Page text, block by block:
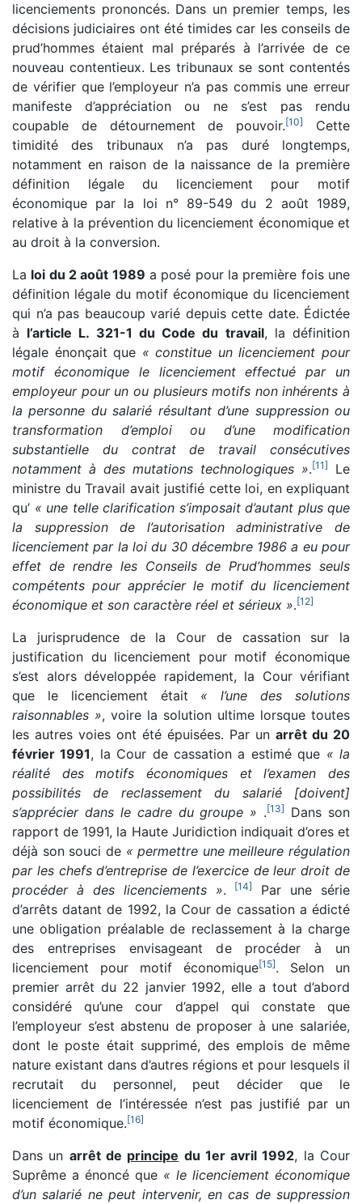
licenciements prononcés. Dans un premier temps, les
décisions judiciaires ont été timides car les conseils de
prud’hommes étaient mal préparés à l’arrivée de ce
nouveau contentieux. Les tribunaux se sont contentés
de vérifier que l’employeur n’a pas commis une erreur
manifeste d’appréciation ou ne s’est pas rendu
coupable de détournement de pouvoir.[10]
Cette
timidité des tribunaux n’a pas duré longtemps,
notamment en raison de la naissance de la première
définition légale du licenciement pour motif
économique par la loi n° 89-549 du 2 août 1989,
relative à la prévention du licenciement économique et
au droit à la conversion.
La loi du 2 août 1989 a posé pour la première fois une
définition légale du motif économique du licenciement
qui n’a pas beaucoup varié depuis cette date. Édictée
à l’article L. 321-1 du Code du travail, la définition
légale énonçait que « constitue un licenciement pour
motif économique le licenciement effectué par un
employeur pour un ou plusieurs motifs non inhérents à
la personne du salarié résultant d’une suppression ou
transformation d’emploi ou d’une modification
substantielle du contrat de travail consécutives
notamment à des mutations technologiques ».[11]
Le
ministre du Travail avait justifié cette loi, en expliquant
qu’ « une telle clarification s’imposait d’autant plus que
la suppression de l’autorisation administrative de
licenciement par la loi du 30 décembre 1986 a eu pour
effet de rendre les Conseils de Prud’hommes seuls
compétents pour apprécier le motif du licenciement
économique et son caractère réel et sérieux ».[12]
La jurisprudence de la Cour de cassation sur la
justification du licenciement pour motif économique
s’est alors développée rapidement, la Cour vérifiant
que le licenciement était « l’une des solutions
raisonnables », voire la solution ultime lorsque toutes
les autres voies ont été épuisées. Par un arrêt du 20
février 1991, la Cour de cassation a estimé que « la
réalité des motifs économiques et l’examen des
possibilités de reclassement du salarié [doivent]
s’apprécier dans le cadre du groupe » .[13]
Dans son
rapport de 1991, la Haute Juridiction indiquait d’ores et
déjà son souci de « permettre une meilleure régulation
par les chefs d’entreprise de l’exercice de leur droit de
procéder à des licenciements ». [14]
Par une série
d’arrêts datant de 1992, la Cour de cassation a édicté
une obligation préalable de reclassement à la charge
des entreprises envisageant de procéder à un
licenciement pour motif économique[15]. Selon un
premier arrêt du 22 janvier 1992, elle a tout d’abord
considéré qu’une cour d’appel qui constate que
l’employeur s’est abstenu de proposer à une salariée,
dont le poste était supprimé, des emplois de même
nature existant dans d’autres régions et pour lesquels il
recrutait du personnel, peut décider que le
licenciement de l’intéressée n’est pas justifié par un
motif économique.[16]
Dans un arrêt de principe du 1er avril 1992, la Cour
Suprême a énoncé que « le licenciement économique
d’un salarié ne peut intervenir, en cas de suppression